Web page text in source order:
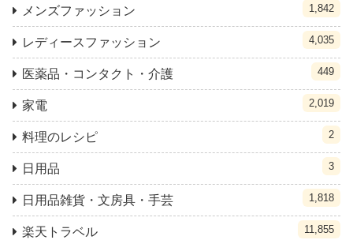
メンズファッション 1,842
レディースファッション 4,035
医薬品・コンタクト・介護 449
家電 2,019
料理のレシピ 2
日用品 3
日用品雑貨・文房具・手芸 1,818
楽天トラベル 11,855